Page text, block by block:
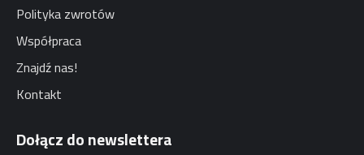
Polityka zwrotów
Współpraca
Znajdź nas!
Kontakt
Dołącz do newslettera